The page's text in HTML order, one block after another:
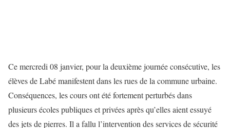
Ce mercredi 08 janvier, pour la deuxième journée consécutive, les
élèves de Labé manifestent dans les rues de la commune urbaine.
Conséquences, les cours ont été fortement perturbés dans
plusieurs écoles publiques et privées après qu’elles aient essuyé
des jets de pierres. Il a fallu l’intervention des services de sécurité